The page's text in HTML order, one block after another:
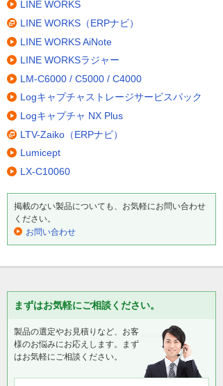
LINE WORKS
LINE WORKS（ERPナビ）
LINE WORKS AiNote
LINE WORKSラジャー
LM-C6000 / C5000 / C4000
Logキャプチャストレージサービスパック
Logキャプチャ NX Plus
LTV-Zaiko（ERPナビ）
Lumicept
LX-C10060
掲載のない製品についても、お気軽にお問い合わせ
ください。
お問い合わせ
まずはお気軽にご相談ください。
製品の選定やお見積りなど、お客
様のお悩みにお応えします。まず
はお気軽にご相談ください。